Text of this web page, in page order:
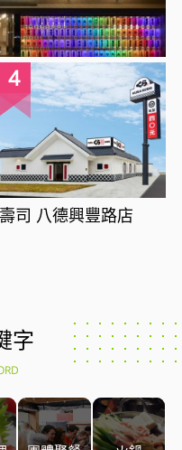
4
司 八德興豐路店
字